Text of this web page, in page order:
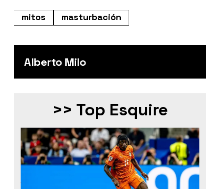
mitos masturbación
Alberto Milo
>> Top Esquire